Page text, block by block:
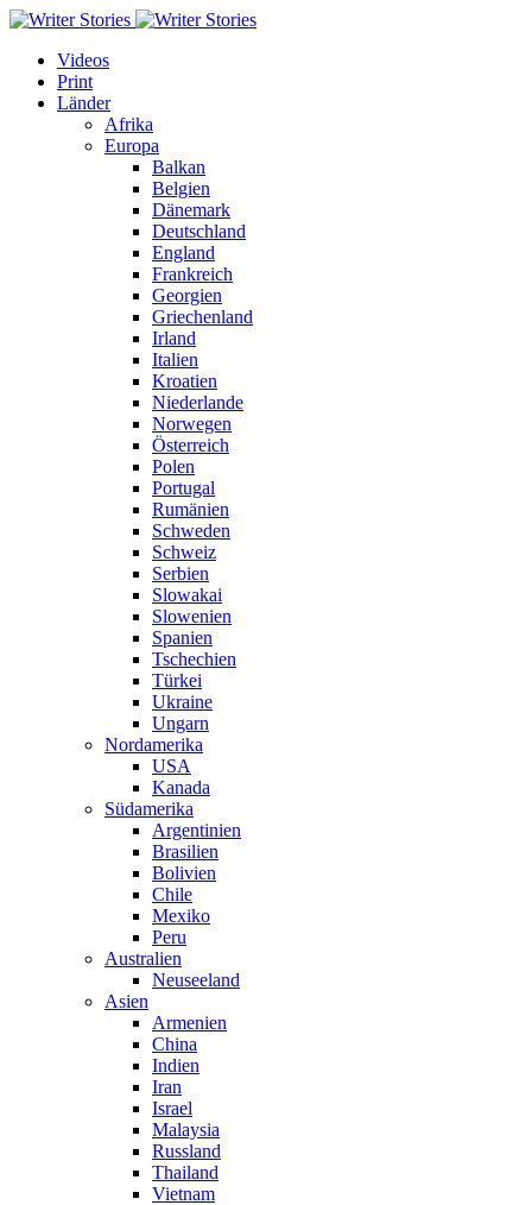
Videos
Print
Länder
Afrika
Europa
Balkan
Belgien
Dänemark
Deutschland
England
Frankreich
Georgien
Griechenland
Irland
Italien
Kroatien
Niederlande
Norwegen
Österreich
Polen
Portugal
Rumänien
Schweden
Schweiz
Serbien
Slowakai
Slowenien
Spanien
Tschechien
Türkei
Ukraine
Ungarn
Nordamerika
USA
Kanada
Südamerika
Argentinien
Brasilien
Bolivien
Chile
Mexiko
Peru
Australien
Neuseeland
Asien
Armenien
China
Indien
Iran
Israel
Malaysia
Russland
Thailand
Vietnam